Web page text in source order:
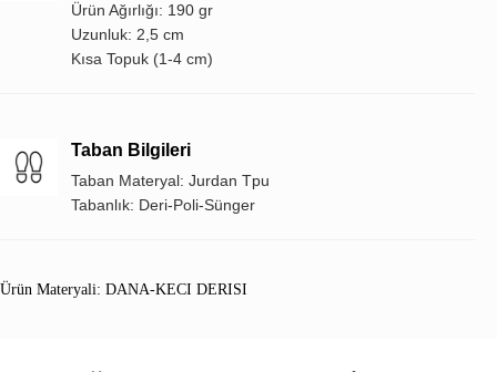
Ürün Ağırlığı: 190 gr
Uzunluk: 2,5 cm
Kısa Topuk (1-4 cm)
Taban Bilgileri
Taban Materyal: Jurdan Tpu
Tabanlık: Deri-Poli-Sünger
Ürün Materyali: DANA-KECI DERISI